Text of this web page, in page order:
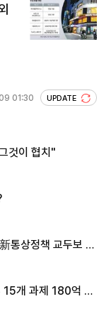
01:30 UPDATE
것이 협치"
통상정책 교두보 활
15개 과제 180억 지